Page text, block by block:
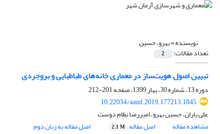
نویسنده =بهرو، حسین
تعداد مقالات: 2
تبیین اصول هویت‌ساز در معماری خانه‌های طباطبایی و بروجردی
دوره 13، شماره 30، بهار 1399، صفحه
201-212
10.22034/aaud.2019.177213.1845
علی یاران، حسین بهرو، امیررضا نظام دوست
مشاهده مقاله
اصل مقاله 2.1 M اصل مقاله به زبان دوم